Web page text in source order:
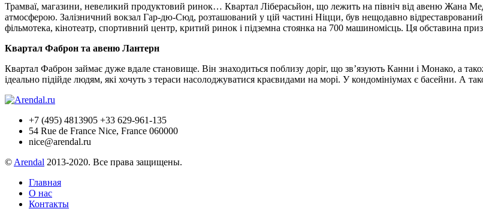
Трамваї, магазини, невеликий продуктовий ринок… Квартал Ліберасьйон, що лежить на північ від авеню Жана
атмосферою. Залізничний вокзал Гар-дю-Сюд, розташований у цій частині Ніцци, був нещодавно
фільмотека, кінотеатр, спортивний центр, критий ринок і підземна стоянка на 700 машиномісць. Ця обставина
Квартал Фаброн та авеню Лантерн
Квартал Фаброн займає дуже вдале становище. Він знаходиться поблизу доріг, що зв’язують Канни і Монако, а
ідеально підійде людям, які хочуть з тераси насолоджуватися краєвидами на морі. У кондомініумах є басейни. А
+7 (495) 4813905 +33 629-961-135
54 Rue de France Nice, France 060000
nice@arendal.ru
© Arendal 2013-2020. Все права защищены.
Главная
О нас
Контакты